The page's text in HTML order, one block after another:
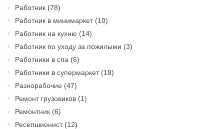
Работник (78)
Работник в минимаркет(10)
Работник на кухню (14)
Работник по уходу за пожилыми (3)
Работники в спа (6)
Работники в супермаркет(18)
Разнорабочие (47)
Ремонт грузовиков (1)
Ремонтник (6)
Ресепшионист(12)